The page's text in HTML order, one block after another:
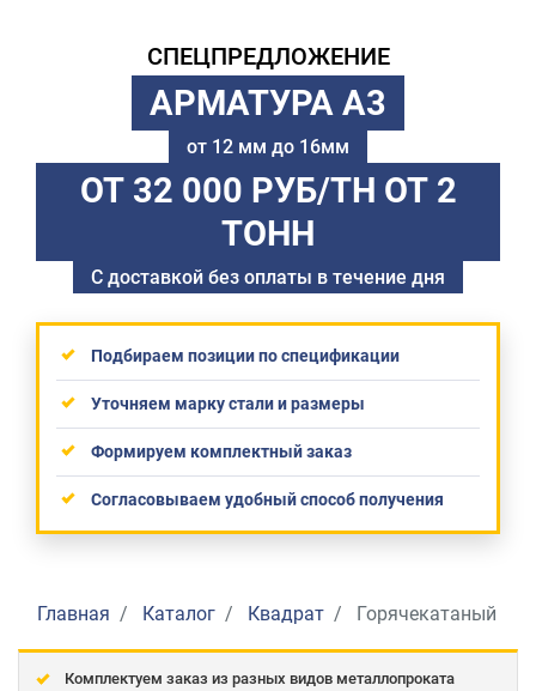
СПЕЦПРЕДЛОЖЕНИЕ
АРМАТУРА А3
от 12 мм до 16мм
ОТ 32 000 РУБ/ТН ОТ 2
ТОНН
С доставкой без оплаты в течение дня
Подбираем позиции по спецификации
Уточняем марку стали и размеры
Формируем комплектный заказ
Согласовываем удобный способ получения
Главная Каталог Квадрат Горячекатаный
Комплектуем заказ из разных видов металлопроката